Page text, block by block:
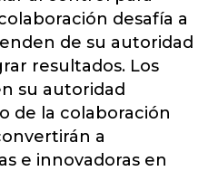
desafía a
de su autoridad
resultados. Los
su autoridad
de la colaboración
a
e innovadoras en